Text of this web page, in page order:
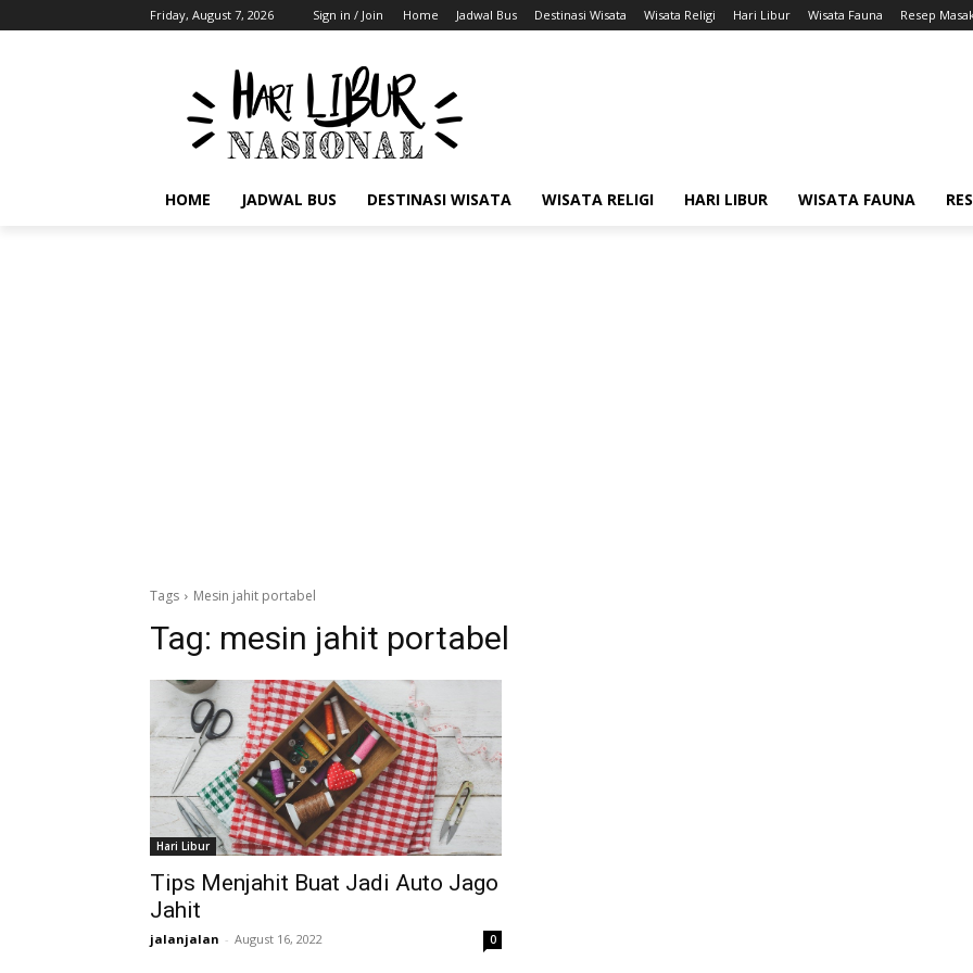
Friday, August 7, 2026 Sign in / Join Home Jadwal Bus Destinasi Wisata Wisata Religi Hari Libur Wisata Fauna Resep
HOME JADWAL BUS DESTINASI WISATA WISATA RELIGI HARI LIBUR WISATA FAUNA
Tags Mesin jahit portabel
Tag: mesin jahit portabel
Hari Libur
Tips Menjahit Buat Jadi Auto Jago
Jahit
jalanjalan - August 16, 2022 0